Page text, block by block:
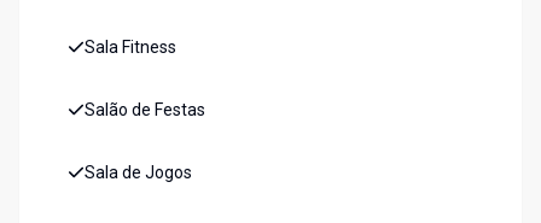
Sala Fitness
Salão de Festas
Sala de Jogos